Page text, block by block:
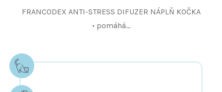
FRANCODEX ANTI-STRESS DIFUZER NÁPLŇ KOČKA
• pomáhá...